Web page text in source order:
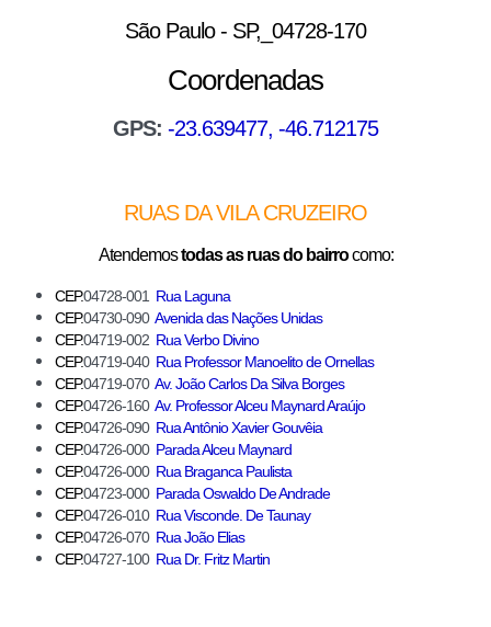
São Paulo - SP,_04728-170
Coordenadas
GPS: -23.639477, -46.712175
RUAS DA VILA CRUZEIRO
Atendemostodas as ruas do bairrocomo:
CEP.04728-001 Rua Laguna
CEP.04730-090 Avenida das Nações Unidas
CEP.04719-002 Rua Verbo Divino
CEP.04719-040 Rua Professor Manoelito de Ornellas
CEP.04719-070 Av. João Carlos Da Silva Borges
CEP.04726-160 Av. Professor Alceu Maynard Araújo
CEP.04726-090 Rua Antônio Xavier Gouvêia
CEP.04726-000 Parada Alceu Maynard
CEP.04726-000 Rua Braganca Paulista
CEP.04723-000 Parada Oswaldo De Andrade
CEP.04726-010 Rua Visconde. De Taunay
CEP.04726-070 Rua João Elias
CEP.04727-100 Rua Dr. Fritz Martin